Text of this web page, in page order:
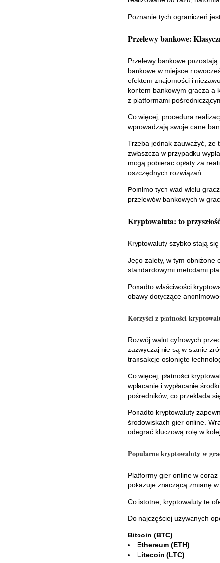
Poznanie tych ograniczeń
Przelewy bankowe:
Przelewy bankowe
bankowe w miejsce
efektem znajomości i
kontem bankowym gracza a
z platformami
Co więcej, procedura
wprowadzają swoje dane
Trzeba jednak zauważyć, że
zwłaszcza w przypadku
mogą pobierać opłaty za
oszczędnych rozwiązań.
Pomimo tych wad wielu
przelewów bankowych w
Kryptowaluta: to
Kryptowaluty szybko stają
Jego zalety, w tym obniżone
standardowymi metodami
Ponadto właściwości
obawy dotyczące
Korzyści z płatności
Rozwój walut cyfrowych
zazwyczaj nie są w stanie
transakcje osłonięte
Co więcej, płatności
wpłacanie i wypłacanie
pośredników, co przekłada
Ponadto kryptowaluty
środowiskach gier online.
odegrać kluczową rolę w
Popularne kryptowaluty w
Platformy gier online w
pokazuje znaczącą zmianę
Co istotne, kryptowaluty te
Do najczęściej używanych
Bitcoin (BTC)
Ethereum (ETH)
Litecoin (LTC)